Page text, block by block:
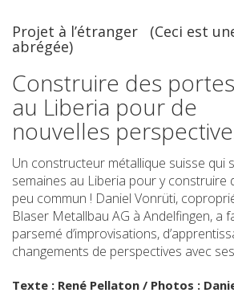
Projet à l’étranger (Ceci est
abrégée)
Construire des portes
au Liberia pour de
nouvelles
Un constructeur métallique suisse qui
semaines au Liberia pour y construire
peu commun ! Daniel Vonrüti,
Blaser Metallbau AG à Andelfingen, a
parsemé d’improvisations,
changements de perspectives avec
Texte : René Pellaton / Photos :